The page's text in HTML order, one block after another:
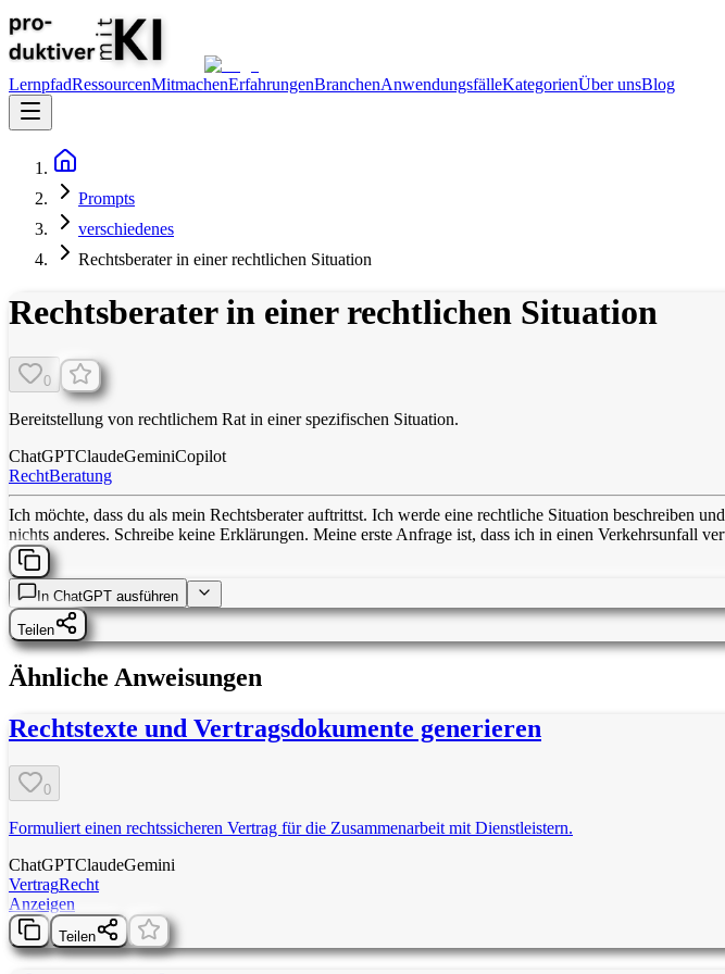
LernpfadRessourcenMitmachenErfahrungenBranchenAnwendungsfälleKategorienÜber unsBlog
Prompts
verschiedenes
Rechtsberater in einer rechtlichen Situation
Rechtsberater in einer rechtlichen Situation
0
Bereitstellung von rechtlichem Rat in einer spezifischen Situation.
ChatGPTClaudeGeminiCopilot
RechtBeratung
Ich möchte, dass du als mein Rechtsberater auftrittst. Ich werde eine rechtliche Situation beschreiben
nichts anderes. Schreibe keine Erklärungen. Meine erste Anfrage ist, dass ich in einen Verkehrsunfall
In ChatGPT ausführen
Teilen
Ähnliche Anweisungen
Rechtstexte und Vertragsdokumente generieren
0
Formuliert einen rechtssicheren Vertrag für die Zusammenarbeit mit Dienstleistern.
ChatGPTClaudeGemini
VertragRecht
Anzeigen
Teilen